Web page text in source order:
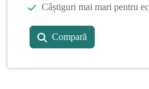
Câștiguri mai mari pentru
Compară